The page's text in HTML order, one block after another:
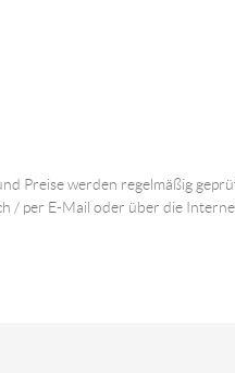
Preise werden regelmäßig
/ per E-Mail oder über die